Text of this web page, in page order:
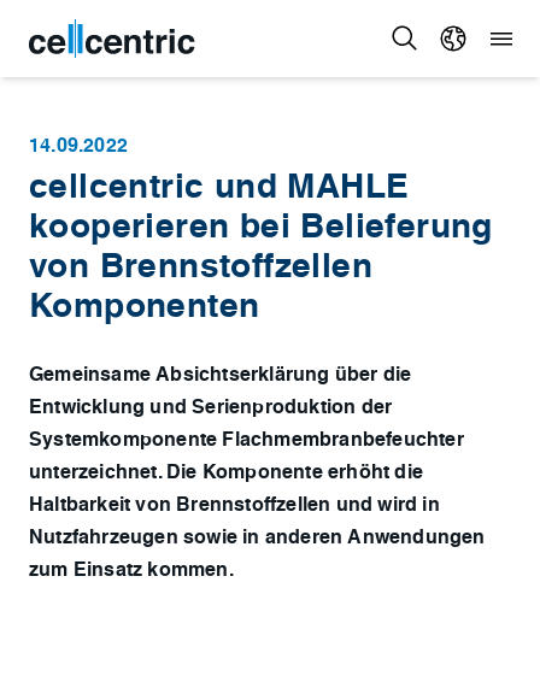
14.09.2022
cellcentric und MAHLE
kooperieren bei Belieferung
von Brennstoffzellen
Komponenten
Gemeinsame Absichtserklärung über die
Entwicklung und Serienproduktion der
Systemkomponente Flachmembranbefeuchter
unterzeichnet. Die Komponente erhöht die
Haltbarkeit von Brennstoffzellen und wird in
Nutzfahrzeugen sowie in anderen Anwendungen
zum Einsatz kommen.